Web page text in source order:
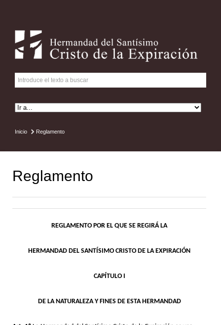
Inicio Reglamento
Reglamento
REGLAMENTO POR EL QUE SE REGIRÁ LA
HERMANDAD DEL SANTÍSIMO CRISTO DE LA EXPIRACIÓN
CAPÍTULO I
DE LA NATURALEZA Y FINES DE ESTA HERMANDAD